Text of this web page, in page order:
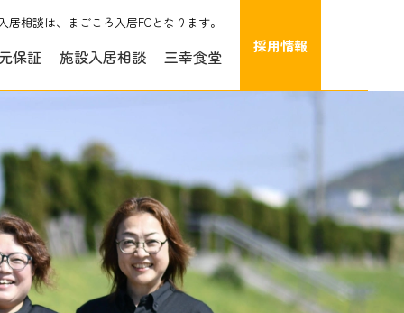
保証 施設入居相談 三幸食堂
相談は、まごころ入居FCとなります。
採用情報